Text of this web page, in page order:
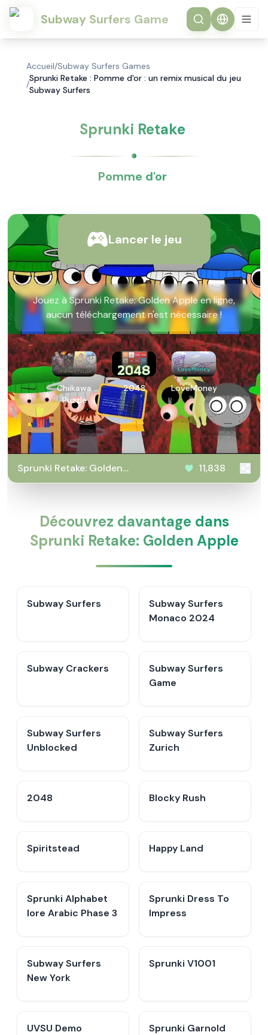
Subway Surfers Game
Accueil/Subway Surfers Games
/
Sprunki Retake : Pomme d'or : un remix musical du jeu
Subway Surfers
Sprunki Retake
Pomme d'or
Lancer le jeu
Jouez à Sprunki Retake: Golden Apple en ligne,
aucun téléchargement n'est nécessaire !
Chiikawa
Puzzle
2048 LoveMoney
Sprunki Retake: Golden
Apple
11,838
Découvrez davantage dans
Sprunki Retake: Golden Apple
Subway Surfers
Subway Surfers
Monaco 2024
Subway Crackers
Subway Surfers
Game
Subway Surfers
Unblocked
Subway Surfers
Zurich
2048 Blocky Rush
Spiritstead Happy Land
Sprunki Alphabet
lore Arabic Phase 3
Sprunki Dress To
Impress
Subway Surfers
New York
Sprunki V1001
UVSU Demo
Sprunki Garnold